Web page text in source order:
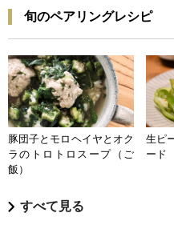
旬のペアリングレシピ
豚団子とモロヘイヤとオク
ラのトロトロスープ（ご
飯）
生ピ
ード
すべて見る